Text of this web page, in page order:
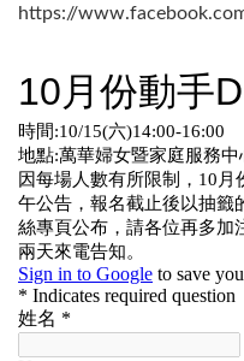
https://